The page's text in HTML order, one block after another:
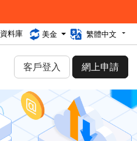
資料庫 美金 繁體中文
客戶登入
網上申請